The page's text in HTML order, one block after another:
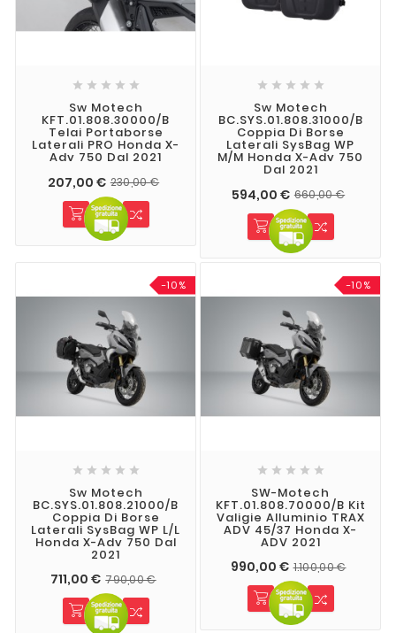
    
Sw Motech
KFT.01.808.30000/B
Telai Portaborse
Laterali PRO Honda X-
Adv 750 Dal 2021
207,00 € 230,00 €
    
Sw Motech
BC.SYS.01.808.31000/B
Coppia Di Borse
Laterali SysBag WP
M/M Honda X-Adv 750
Dal 2021
594,00 € 660,00 €
-10%
    
Sw Motech
BC.SYS.01.808.21000/B
Coppia Di Borse
Laterali SysBag WP L/L
Honda X-Adv 750 Dal
2021
711,00 € 790,00 €
-10%
    
SW-Motech
KFT.01.808.70000/B Kit
Valigie Alluminio TRAX
ADV 45/37 Honda X-
ADV 2021
990,00 € 1.100,00 €